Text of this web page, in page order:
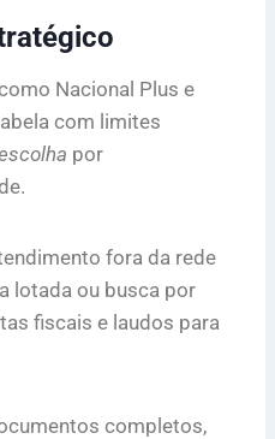
Nacional Plus e
com limites
por
fora da rede
lotada ou busca por
fiscais e laudos para
completos,